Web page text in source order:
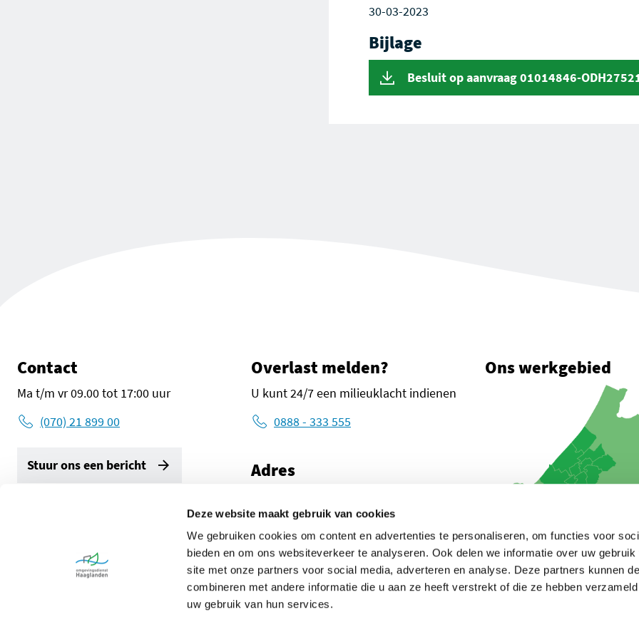
Deze website maakt gebruik van cookies
We gebruiken cookies om content en advertenties te personaliseren, om functies voor
bieden en om ons websiteverkeer te analyseren. Ook delen we informatie over uw gebruik
site met onze partners voor social media, adverteren en analyse. Deze partners kunnen
combineren met andere informatie die u aan ze heeft verstrekt of die ze hebben
uw gebruik van hun services.
30-03-2023
Bijlage
Besluit op aanvraag 01014846-
Contact
Ma t/m vr 09.00 tot 17:00 uur
(070) 21 899 00
Stuur ons een bericht
LinkedIn Omgevingsdienst Haaglanden (opent in een nieuw tabblad)
Instagram Omgevingsdienst Haaglanden (opent in een nieuw tabblad)
X Omgevingsdienst Haaglanden (opent in een nieuw tabblad)
Facebook Omgevingsdienst Haaglanden (opent in een nieuw tabblad)
Overlast melden?
U kunt 24/7 een milieuklacht indienen
0888 - 333 555
Adres
2596 AW Den Haag
Route met Google Maps
Ons werkgebied